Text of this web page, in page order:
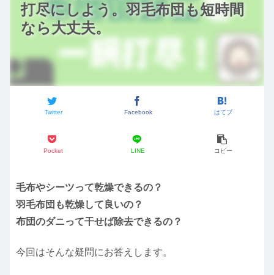
打尽にしよう。羽毛布団も短時間
なら大丈夫。
Twitter Facebook はてブ
Pocket LINE コピー
毛布やシーツって乾燥できるの？
羽毛布団も乾燥して良いの？
布団のダニって干せば除去できるの？
今回はそんな疑問にお答えします。